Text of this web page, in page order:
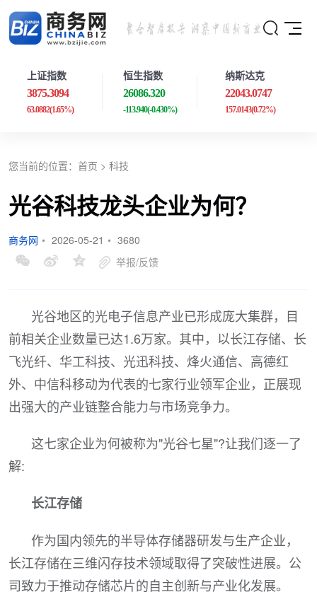
上证指数
3875.3094
63.0882(1.65%)
恒生指数
26086.320
-113.940(-0.430%)
纳斯达克
22043.0747
157.0143(0.72%)
您当前的位置： 首页 > 科技
光谷科技龙头企业为何？
商务网 • 2026-05-21 • 3680
举报/反馈
光谷地区的光电子信息产业已形成庞大集群，目
前相关企业数量已达1.6万家。其中，以长江存储、长
飞光纤、华工科技、光迅科技、烽火通信、高德红
外、中信科移动为代表的七家行业领军企业，正展现
出强大的产业链整合能力与市场竞争力。
这七家企业为何被称为"光谷七星"?让我们逐一了
解:
长江存储
作为国内领先的半导体存储器研发与生产企业，
长江存储在三维闪存技术领域取得了突破性进展。公
司致力于推动存储芯片的自主创新与产业化发展。